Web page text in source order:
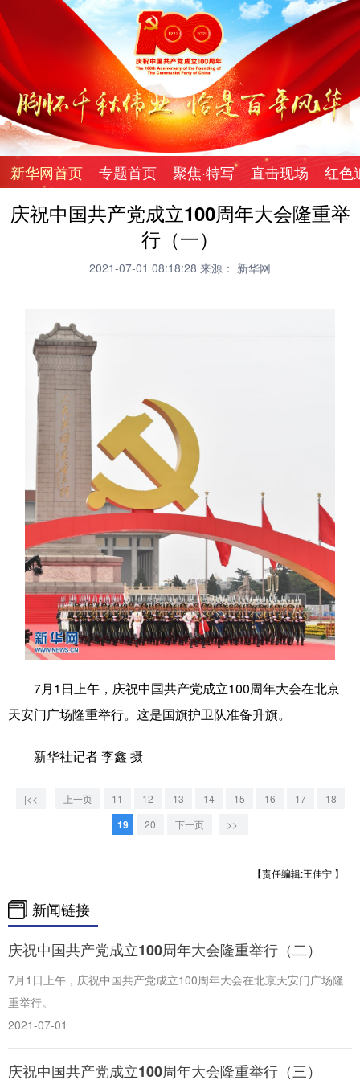
新华网首页 专题首页 聚焦·特写 直击现场 红色
庆祝中国共产党成立100周年大会隆重举
行（一）
2021-07-01 08:18:28 来源： 新华网
7月1日上午，庆祝中国共产党成立100周年大会在北京
天安门广场隆重举行。这是国旗护卫队准备升旗。
新华社记者 李鑫 摄
|<< 上一页 11 12 13 14 15 16 17 18
19 20 下一页 >>|
【责任编辑:王佳宁 】
新闻链接
庆祝中国共产党成立100周年大会隆重举行（二）
7月1日上午，庆祝中国共产党成立100周年大会在北京天安门广场隆
重举行。
2021-07-01
庆祝中国共产党成立100周年大会隆重举行（三）